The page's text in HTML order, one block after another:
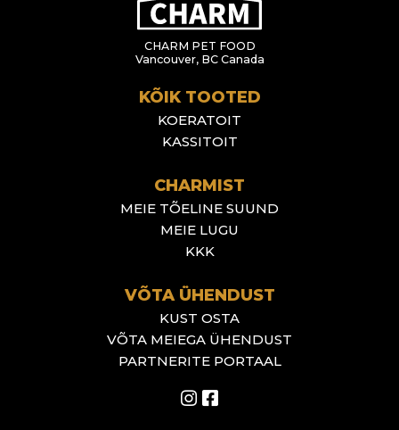
CHARM PET FOOD
Vancouver, BC Canada
KÕIK TOOTED
KOERATOIT
KASSITOIT
CHARMIST
MEIE TÕELINE SUUND
MEIE LUGU
KKK
VÕTA ÜHENDUST
KUST OSTA
VÕTA MEIEGA ÜHENDUST
PARTNERITE PORTAAL